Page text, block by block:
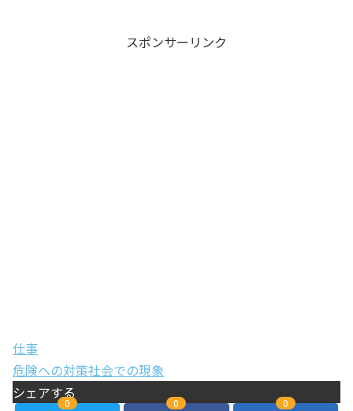
スポンサーリンク
仕事
危険への対策社会での現象
シェアする
0 0 0